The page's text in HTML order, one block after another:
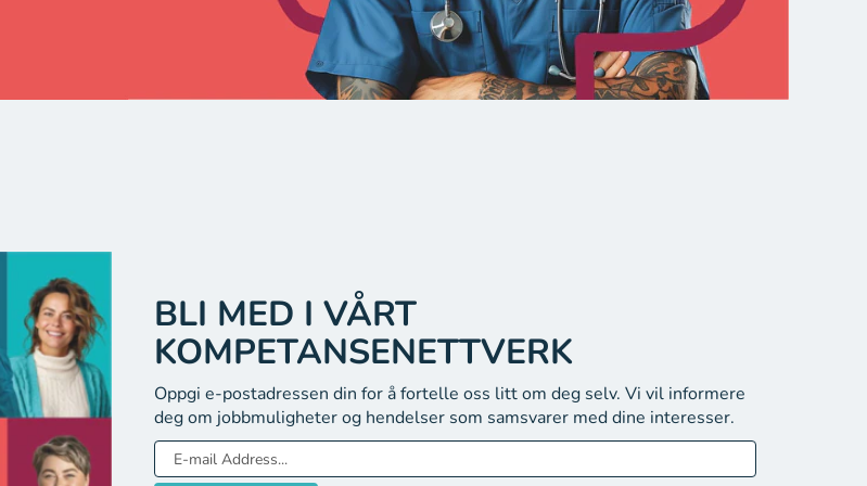
BLI MED I VÅRT
KOMPETANSENETTVERK
Oppgi e-postadressen din for å fortelle oss litt om deg selv. Vi vil informere
deg om jobbmuligheter og hendelser som samsvarer med dine interesser.